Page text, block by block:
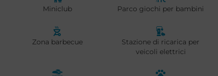
Miniclub Parco giochi per bambini
Zona barbecue
Stazione di ricarica per
veicoli elettrici